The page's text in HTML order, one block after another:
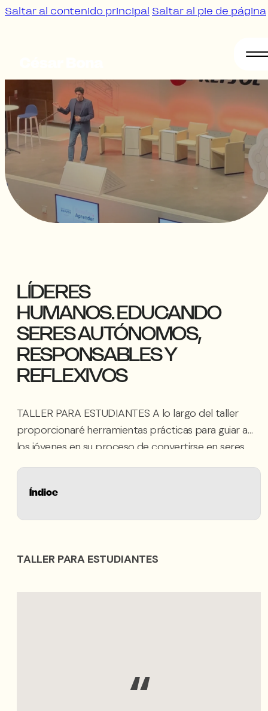
Saltar al contenido principal Saltar al pie de página
Sobre
mí
LÍDERES
HUMANOS. EDUCANDO
SERES AUTÓNOMOS,
RESPONSABLES Y
REFLEXIVOS
TALLER PARA ESTUDIANTES A lo largo del taller
proporcionaré herramientas prácticas para guiar a
los jóvenes en su proceso de convertirse en seres
de sus acciones. En el taller exploraremos cómo
la autonomía está directamente relacionada con
Índice
TALLER PARA ESTUDIANTES